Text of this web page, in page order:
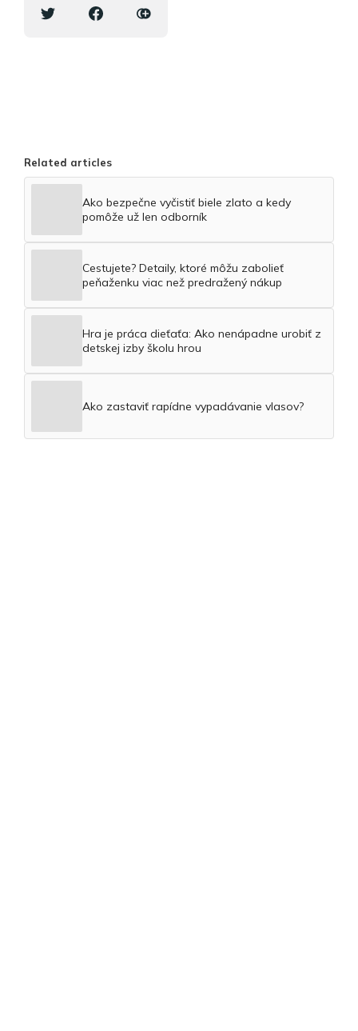
Related articles
Ako bezpečne vyčistiť biele zlato a kedy
pomôže už len odborník
Cestujete? Detaily, ktoré môžu zabolieť
peňaženku viac než predražený nákup
Hra je práca dieťaťa: Ako nenápadne urobiť z
detskej izby školu hrou
Ako zastaviť rapídne vypadávanie vlasov?